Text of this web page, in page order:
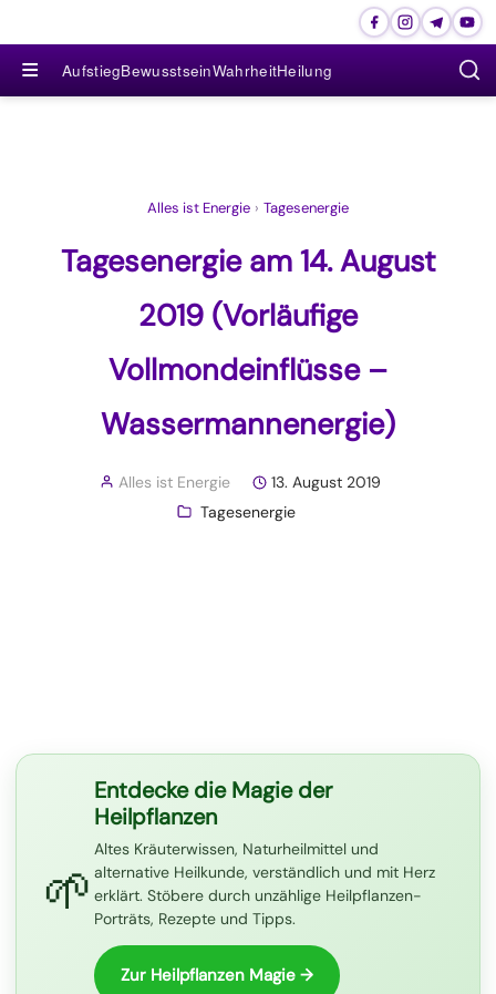
≡ AufstiegBewusstseinWahrheitHeilung
Alles ist Energie › Tagesenergie
Tagesenergie am 14. August
2019 (Vorläufige
Vollmondeinflüsse –
Wassermannenergie)
Alles ist Energie
13. August 2019
Tagesenergie
🌱
Entdecke die Magie der
Heilpflanzen
Altes Kräuterwissen, Naturheilmittel und
alternative Heilkunde, verständlich und mit Herz
erklärt. Stöbere durch unzählige Heilpflanzen-
Porträts, Rezepte und Tipps.
Zur Heilpflanzen Magie →